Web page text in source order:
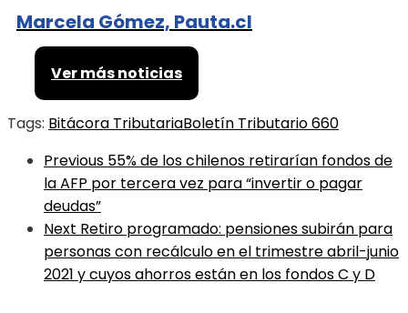
Marcela Gómez, Pauta.cl
Ver más noticias
Tags: Bitácora TributariaBoletín Tributario 660
Previous 55% de los chilenos retirarían fondos de
la AFP por tercera vez para “invertir o pagar
deudas”
Next Retiro programado: pensiones subirán para
personas con recálculo en el trimestre abril-junio
2021 y cuyos ahorros están en los fondos C y D